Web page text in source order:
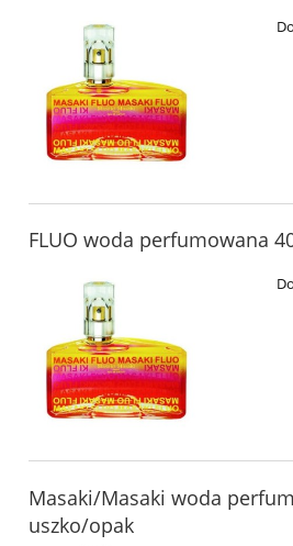
FLUO woda perfumowana
Masaki/Masaki woda
uszko/opak